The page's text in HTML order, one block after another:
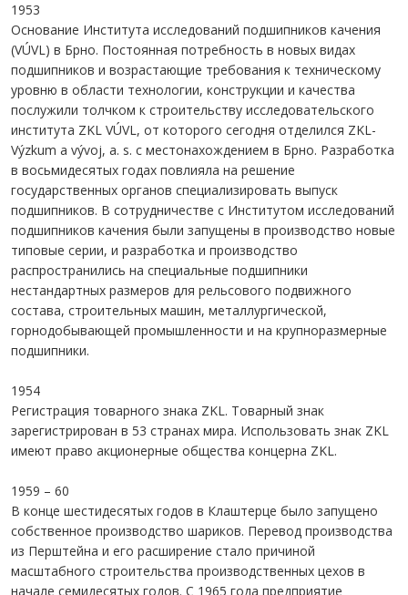
1953
Основание Института исследований подшипников качения
(VÚVL) в Брно. Постоянная потребность в новых видах
подшипников и возрастающие требования к техническому
уровню в области технологии, конструкции и качества
послужили толчком к строительству исследовательского
института ZKL VÚVL, от которого сегодня отделился ZKL-
Výzkum a vývoj, a. s. с местонахождением в Брно. Разработка
в восьмидесятых годах повлияла на решение
государственных органов специализировать выпуск
подшипников. В сотрудничестве с Институтом исследований
подшипников качения были запущены в производство новые
типовые серии, и разработка и производство
распространились на специальные подшипники
нестандартных размеров для рельсового подвижного
состава, строительных машин, металлургической,
горнодобывающей промышленности и на крупноразмерные
подшипники.
1954
Регистрация товарного знака ZKL. Товарный знак
зарегистрирован в 53 странах мира. Использовать знак ZKL
имеют право акционерные общества концерна ZKL.
1959 – 60
В конце шестидесятых годов в Клаштерце было запущено
собственное производство шариков. Перевод производства
из Перштейна и его расширение стало причиной
масштабного строительства производственных цехов в
начале семидесятых годов. С 1965 года предприятие